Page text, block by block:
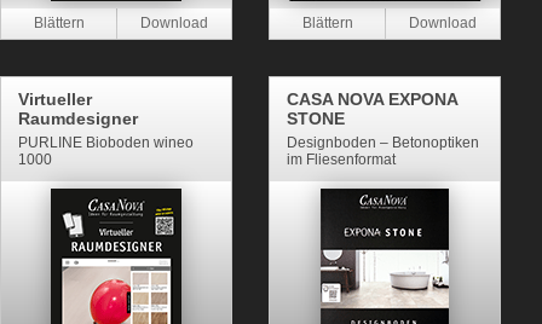
Virtueller
Raumdesigner
PURLINE Bioboden wineo
1000
CASA NOVA EXPONA
STONE
Designboden – Betonoptiken
im Fliesenformat